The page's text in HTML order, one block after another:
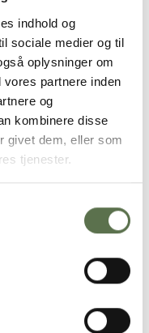
indhold og
sociale medier og til
oplysninger om
partnere inden
og
kombinere disse
givet dem, eller som
tjenester.
for tør.
Lad bollerne stå lunt
eller en
plader, 1-2 mm i
pastaen. Fold
i vand tilsat salt, rør
straks.
rød